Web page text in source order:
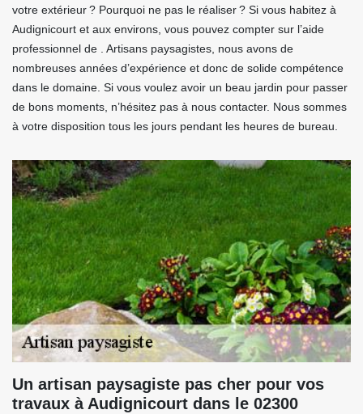
votre extérieur ? Pourquoi ne pas le réaliser ? Si vous habitez à
Audignicourt et aux environs, vous pouvez compter sur l’aide
professionnel de . Artisans paysagistes, nous avons de
nombreuses années d’expérience et donc de solide compétence
dans le domaine. Si vous voulez avoir un beau jardin pour passer
de bons moments, n’hésitez pas à nous contacter. Nous sommes
à votre disposition tous les jours pendant les heures de bureau.
Un artisan paysagiste pas cher pour vos
travaux à Audignicourt dans le 02300